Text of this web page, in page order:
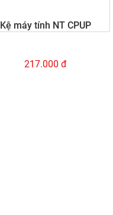
Kệ máy tính NT CPUP
217.000 đ